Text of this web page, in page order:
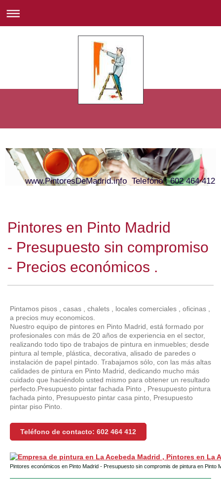
www.PintoresDeMadrid.info Telefóno : 602 464 412
Pintores en Pinto Madrid
- Presupuesto sin compromiso
- Precios económicos .
Pintamos pisos , casas , chalets , locales comerciales , oficinas ,
a precios muy economicos.
Nuestro equipo de pintores en Pinto Madrid, está formado por
profesionales con más de 20 años de experiencia en el sector,
realizando todo tipo de trabajos de pintura en inmuebles; desde
pintura al temple, plástica, decorativa, alisado de paredes o
instalación de papel pintado. Trabajamos sólo, con las más altas
calidades de pintura en Pinto Madrid, dedicando mucho más
cuidado que haciéndolo usted mismo para obtener un resultado
perfecto.Presupuesto pintar fachada Pinto , Presupuesto pintura
fachada pinto, Presupuesto pintar casa pinto, Presupuesto
pintar piso Pinto.
Teléfono de contacto: 602 464 412
Pintores económicos en Pinto Madrid - Presupuesto sin compromis de pintura en Pinto